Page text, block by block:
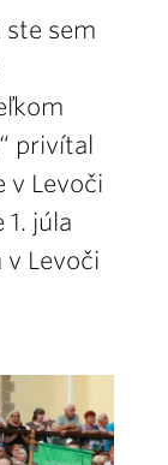
ste sem
privítal
v Levoči
júla
v Levoči